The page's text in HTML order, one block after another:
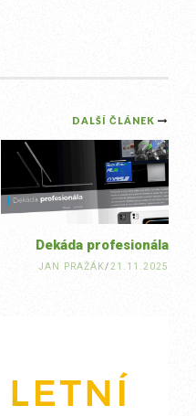
DALŠÍ ČLÁNEK
Dekáda profesionála
JAN PRAŽÁK/21.11.2025